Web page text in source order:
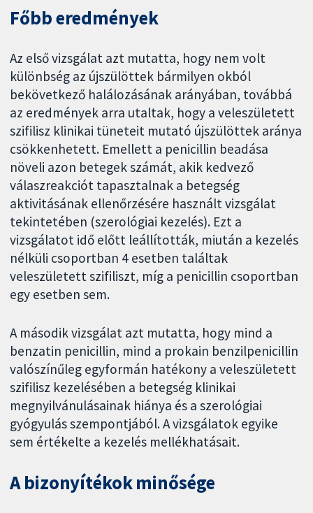
Főbb eredmények
Az első vizsgálat azt mutatta, hogy nem volt
különbség az újszülöttek bármilyen okból
bekövetkező halálozásának arányában, továbbá
az eredmények arra utaltak, hogy a veleszületett
szifilisz klinikai tüneteit mutató újszülöttek aránya
csökkenhetett. Emellett a penicillin beadása
növeli azon betegek számát, akik kedvező
válaszreakciót tapasztalnak a betegség
aktivitásának ellenőrzésére használt vizsgálat
tekintetében (szerológiai kezelés). Ezt a
vizsgálatot idő előtt leállították, miután a kezelés
nélküli csoportban 4 esetben találtak
veleszületett szifiliszt, míg a penicillin csoportban
egy esetben sem.
A második vizsgálat azt mutatta, hogy mind a
benzatin penicillin, mind a prokain benzilpenicillin
valószínűleg egyformán hatékony a veleszületett
szifilisz kezelésében a betegség klinikai
megnyilvánulásainak hiánya és a szerológiai
gyógyulás szempontjából. A vizsgálatok egyike
sem értékelte a kezelés mellékhatásait.
A bizonyítékok minősége